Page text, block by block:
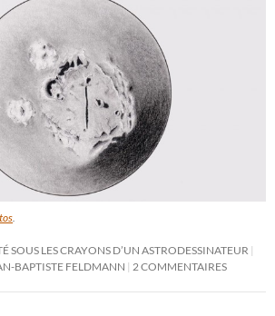
.
SOUS LES CRAYONS D’UN ASTRODESSINATEUR
BAPTISTE FELDMANN 2 COMMENTAIRES